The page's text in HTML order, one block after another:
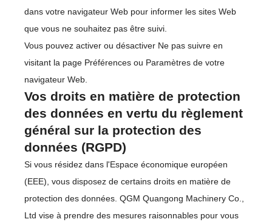
dans votre navigateur Web pour informer les sites Web
que vous ne souhaitez pas être suivi.
Vous pouvez activer ou désactiver Ne pas suivre en
visitant la page Préférences ou Paramètres de votre
navigateur Web.
Vos droits en matière de protection
des données en vertu du règlement
général sur la protection des
données (RGPD)
Si vous résidez dans l'Espace économique européen
(EEE), vous disposez de certains droits en matière de
protection des données. QGM Quangong Machinery Co.,
Ltd vise à prendre des mesures raisonnables pour vous